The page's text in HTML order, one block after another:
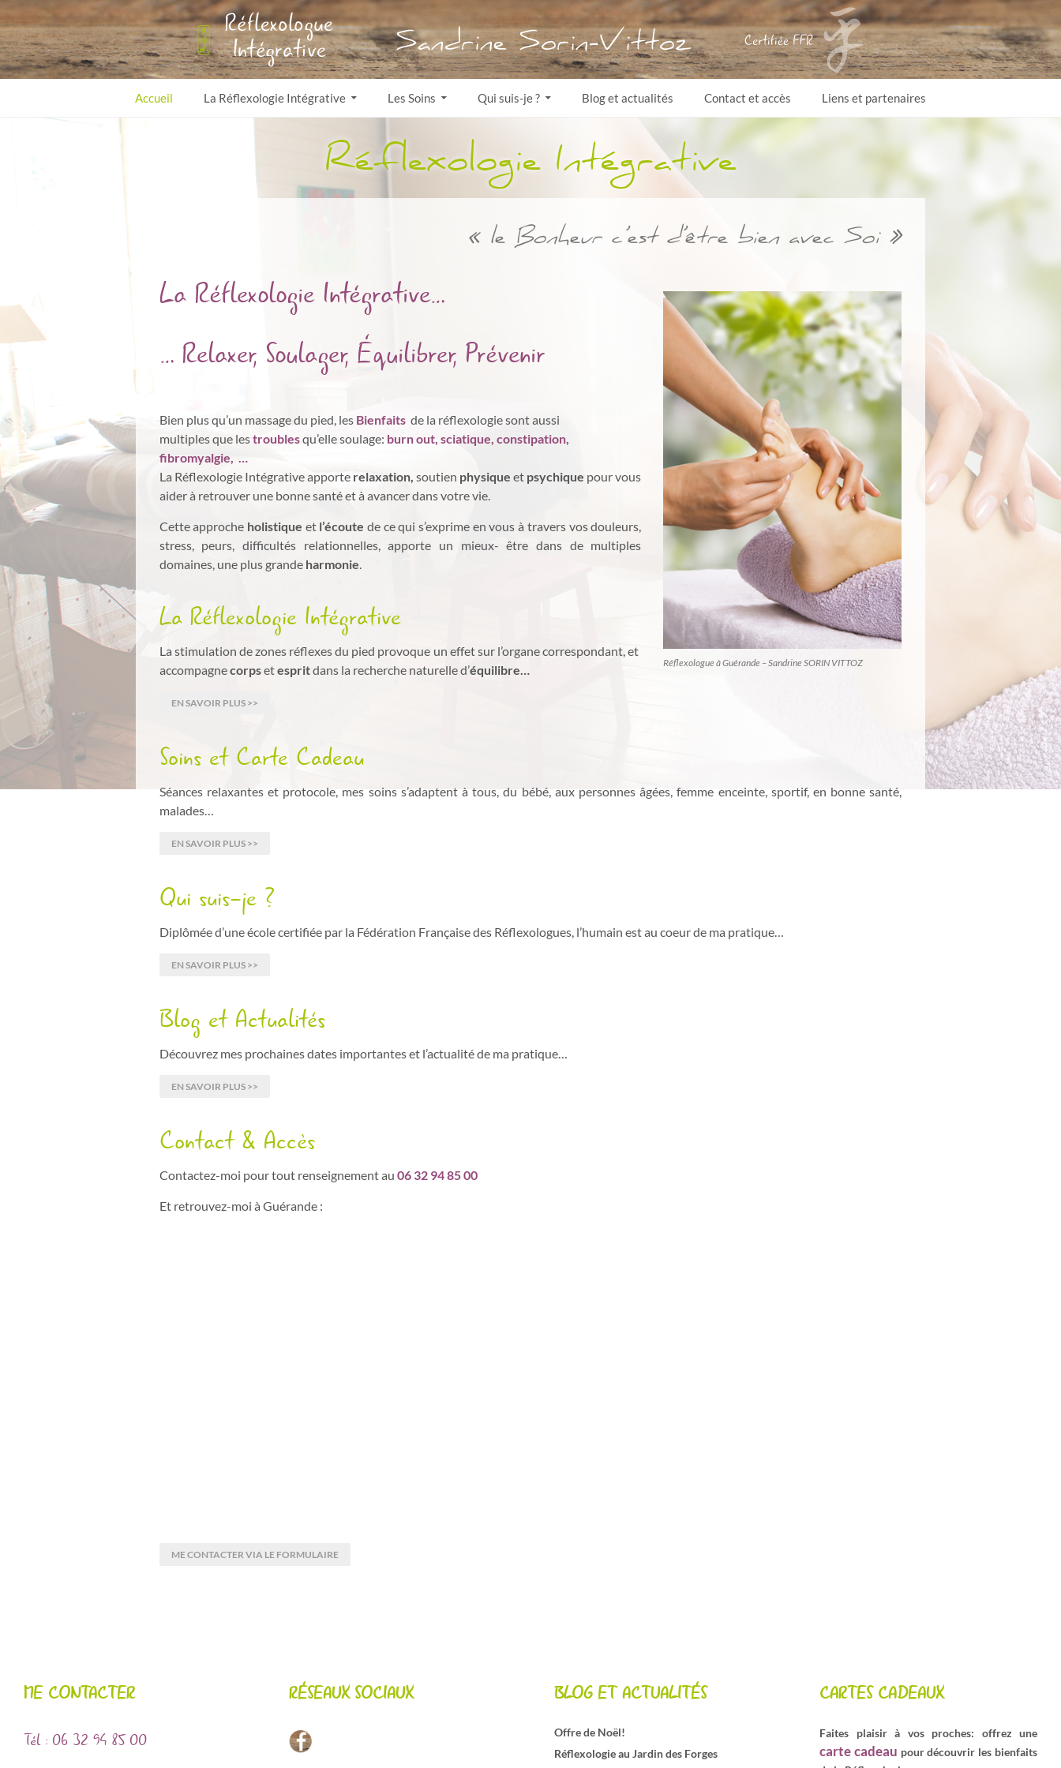
Accueil La Réflexologie Intégrative Les Soins Qui suis-je ? Blog et actualités Contact et accès Liens et partenaires
Réflexologie Intégrative
« le Bonheur c’est d’être bien avec Soi »
Réflexologue à Guérande – Sandrine SORIN VITTOZ
La Réflexologie Intégrative…
… Relaxer, Soulager, Équilibrer, Prévenir
Bien plus qu’un massage du pied, les Bienfaits de la réflexologie sont aussi
multiples que lestroublesqu’elle soulage: burn out, sciatique, constipation,
fibromyalgie, …
La Réflexologie Intégrative apporte relaxation, soutien physique et psychique pour vous
aider à retrouver une bonne santé et à avancer dans votre vie.
Cette approche holistique et l’écoute de ce qui s’exprime en vous à travers vos douleurs,
stress, peurs, difficultés relationnelles, apporte un mieux- être dans de multiples
domaines, une plus grandeharmonie.
La Réflexologie Intégrative
La stimulation de zones réflexes du pied provoque un effet sur l’organe correspondant, et
accompagnecorpsetespritdans la recherche naturelle d’équilibre…
EN SAVOIR PLUS >>
Soins et Carte Cadeau
Séances relaxantes et protocole, mes soins s’adaptent à tous, du bébé, aux personnes âgées, femme enceinte, sportif, en bonne santé,
malades…
EN SAVOIR PLUS >>
Qui suis-je ?
Diplômée d’une école certifiée par la Fédération Française des Réflexologues, l’humain est au coeur de ma pratique…
EN SAVOIR PLUS >>
Blog et Actualités
Découvrez mes prochaines dates importantes et l’actualité de ma pratique…
EN SAVOIR PLUS >>
Contact & Accès
Contactez-moi pour tout renseignement au 06 32 94 85 00
Et retrouvez-moi à Guérande :
ME CONTACTER VIA LE FORMULAIRE
ME CONTACTER
Tél : 06 32 94 85 00
RÉSEAUX SOCIAUX BLOG ET ACTUALITÉS
Offre de Noël!
Réflexologie au Jardin des Forges
CARTES CADEAUX
Faites plaisir à vos proches: offrez une
carte cadeau pour découvrir les bienfaits